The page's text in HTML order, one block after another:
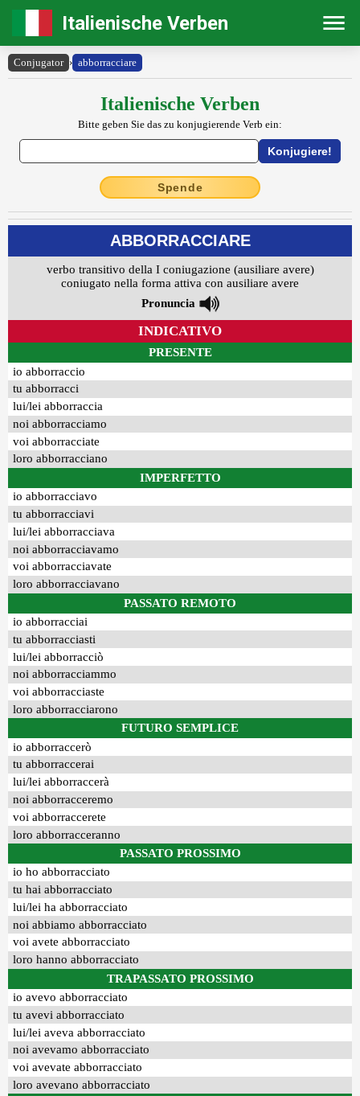
Italienische Verben
Conjugator › abborracciare
Italienische Verben
Bitte geben Sie das zu konjugierende Verb ein:
Spende
ABBORRACCIARE
verbo transitivo della I coniugazione (ausiliare avere)
coniugato nella forma attiva con ausiliare avere
Pronuncia
INDICATIVO
PRESENTE
io abborraccio
tu abborracci
lui/lei abborraccia
noi abborracciamo
voi abborracciate
loro abborracciano
IMPERFETTO
io abborracciavo
tu abborracciavi
lui/lei abborracciava
noi abborracciavamo
voi abborracciavate
loro abborracciavano
PASSATO REMOTO
io abborracciai
tu abborracciasti
lui/lei abborracciò
noi abborracciammo
voi abborracciaste
loro abborracciarono
FUTURO SEMPLICE
io abborraccerò
tu abborraccerai
lui/lei abborraccerà
noi abborracceremo
voi abborraccerete
loro abborracceranno
PASSATO PROSSIMO
io ho abborracciato
tu hai abborracciato
lui/lei ha abborracciato
noi abbiamo abborracciato
voi avete abborracciato
loro hanno abborracciato
TRAPASSATO PROSSIMO
io avevo abborracciato
tu avevi abborracciato
lui/lei aveva abborracciato
noi avevamo abborracciato
voi avevate abborracciato
loro avevano abborracciato